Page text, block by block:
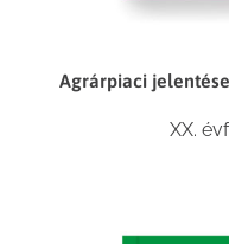
Agrárpiaci
XX.